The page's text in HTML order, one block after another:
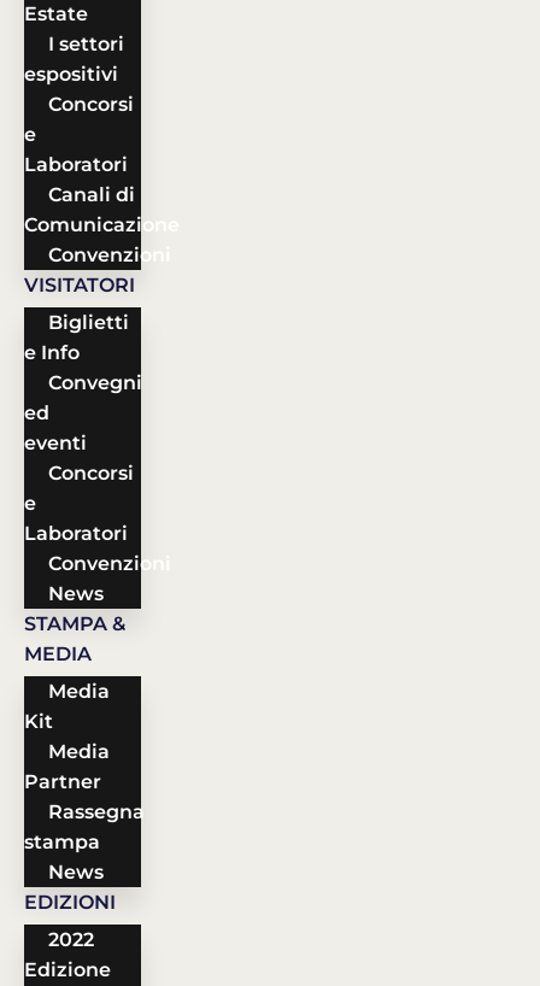
Estate
I settori
espositivi
Concorsi
e
Laboratori
Canali di
Comunicazione
Convenzioni
VISITATORI
Biglietti
e Info
Convegni
ed
eventi
Concorsi
e
Laboratori
Convenzioni
News
STAMPA &
MEDIA
Media
Kit
Media
Partner
Rassegna
stampa
News
EDIZIONI
2022
Edizione